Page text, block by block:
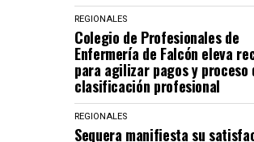
REGIONALES
Colegio de Profesionales de
Enfermería de Falcón eleva
para agilizar pagos y proceso
clasificación profesional
REGIONALES
Sequera manifiesta su